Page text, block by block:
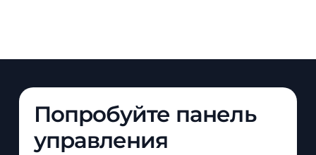
Попробуйте панель
управления